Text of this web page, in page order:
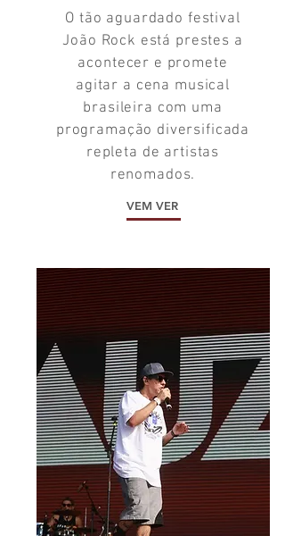
O tão aguardado festival
João Rock está prestes a
acontecer e promete
agitar a cena musical
brasileira com uma
programação diversificada
repleta de artistas
renomados.
VEM VER